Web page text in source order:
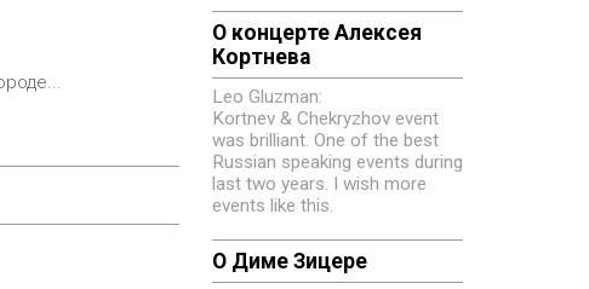
О концерте Алексея
Кортнева
Leo Gluzman:
Kortnev & Chekryzhov event
was brilliant. One of the best
Russian speaking events during
last two years. I wish more
events like this.
О Диме Зицере